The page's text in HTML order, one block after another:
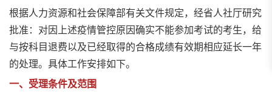
根据人力资源和社会保障部有关文件规定，经省人社厅研究
批准：对因上述疫情管控原因确实不能参加考试的考生，给
与按科目退费以及已经取得的合格成绩有效期相应延长一年
的处理。具体工作安排如下。
一、受理条件及范围